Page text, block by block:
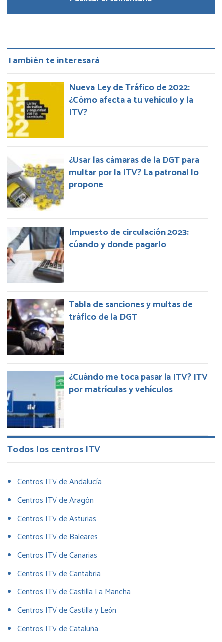
También te interesará
Nueva Ley de Tráfico de 2022:
¿Cómo afecta a tu vehículo y la
ITV?
¿Usar las cámaras de la DGT para
multar por la ITV? La patronal lo
propone
Impuesto de circulación 2023:
cúando y donde pagarlo
Tabla de sanciones y multas de
tráfico de la DGT
¿Cuándo me toca pasar la ITV? ITV
por matrículas y vehículos
Todos los centros ITV
Centros ITV de Andalucía
Centros ITV de Aragón
Centros ITV de Asturias
Centros ITV de Baleares
Centros ITV de Canarias
Centros ITV de Cantabria
Centros ITV de Castilla La Mancha
Centros ITV de Castilla y León
Centros ITV de Cataluña